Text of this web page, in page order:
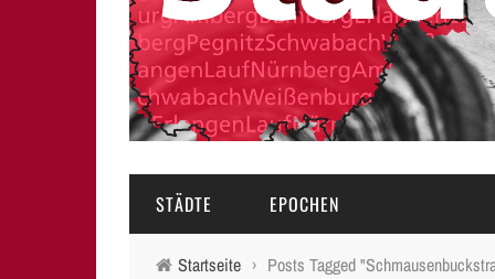
STÄDTE EPOCHEN
Startseite › Posts Tagged